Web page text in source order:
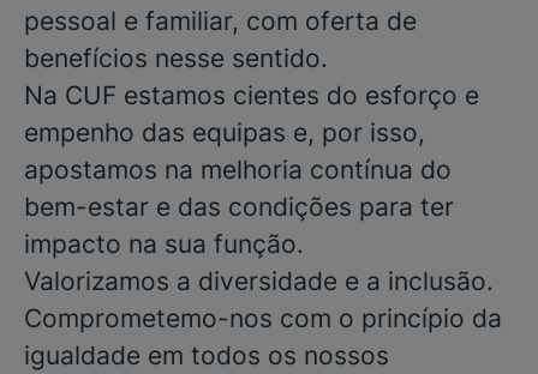
pessoal e familiar, com oferta de
benefícios nesse sentido.
Na CUF estamos cientes do esforço e
empenho das equipas e, por isso,
apostamos na melhoria contínua do
bem-estar e das condições para ter
impacto na sua função.
Valorizamos a diversidade e a inclusão.
Comprometemo-nos com o princípio da
igualdade em todos os nossos